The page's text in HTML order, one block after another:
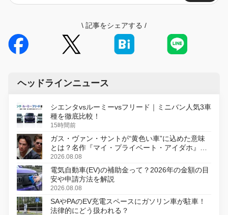
\ 記事をシェアする /
ヘッドラインニュース
シエンタvsルーミーvsフリード｜ミニバン人気3車
種を徹底比較！
15時間前
ガス・ヴァン・サントが“黄色い車”に込めた意味
とは？名作『マイ・プライベート・アイダホ』が
初のデジタルリマスター版で復活
2026.08.08
電気自動車(EV)の補助金って？2026年の金額の目
安や申請方法を解説
2026.08.08
SAやPAのEV充電スペースにガソリン車が駐車！
法律的にどう扱われる？